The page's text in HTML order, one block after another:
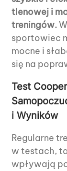
tlenowej i
treningów.
sportowiec
mocne i
się na
Test
i Wyników
Regularne
w testach,
wpływają